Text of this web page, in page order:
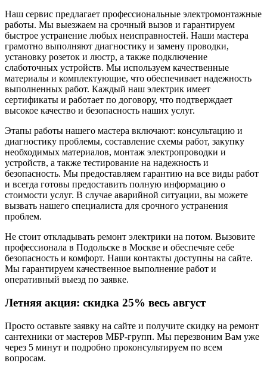
Наш сервис предлагает профессиональные электромонтажные
работы. Мы выезжаем на срочный вызов и гарантируем
быстрое устранение любых неисправностей. Наши мастера
грамотно выполняют диагностику и замену проводки,
установку розеток и люстр, а также подключение
слаботочных устройств. Мы используем качественные
материалы и комплектующие, что обеспечивает надежность
выполненных работ. Каждый наш электрик имеет
сертификаты и работает по договору, что подтверждает
высокое качество и безопасность наших услуг.
Этапы работы нашего мастера включают: консультацию и
диагностику проблемы, составление схемы работ, закупку
необходимых материалов, монтаж электропроводки и
устройств, а также тестирование на надежность и
безопасность. Мы предоставляем гарантию на все виды работ
и всегда готовы предоставить полную информацию о
стоимости услуг. В случае аварийной ситуации, вы можете
вызвать нашего специалиста для срочного устранения
проблем.
Не стоит откладывать ремонт электрики на потом. Вызовите
профессионала в Подольске в Москве и обеспечьте себе
безопасность и комфорт. Наши контакты доступны на сайте.
Мы гарантируем качественное выполнение работ и
оперативный выезд по заявке.
Летняя акция: скидка 25% весь август
Просто оставьте заявку на сайте и получите скидку на ремонт
сантехники от мастеров МБР-групп. Мы перезвоним Вам уже
через 5 минут и подробно проконсультируем по всем
вопросам.